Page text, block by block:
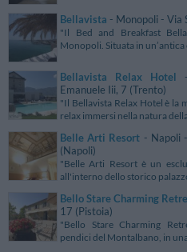
Bellavista - Monopoli - Via
"Il Bed and Breakfast
Monopoli. Situata in
Bellavista Relax Hotel
Emanuele Iii, 7 (Trento)
"Il Bellavista Relax Hotel è la
relax immersi nella natura
Belle Arti Resort - Napoli
(Napoli)
"Belle Arti Resort è un
all'interno dello storico
Bello Stare Charming
17 (Pistoia)
"Bello Stare Charming
pendici del Montalbano, in